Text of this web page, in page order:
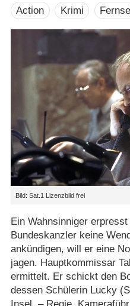
Action Krimi
Bild: Sat.1 Lizenzbild frei
Ein Wahnsinniger
Bundeskanzler keine
ankündigen, will er eine
jagen. Hauptkommissar
ermittelt. Er schickt den
dessen Schülerin Lucky